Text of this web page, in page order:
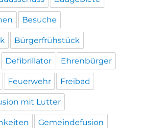
Besuche
Bürgerfrühstück
Defibrillator Ehrenbürger
Feuerwehr Freibad
mit Lutter
Gemeindefusion